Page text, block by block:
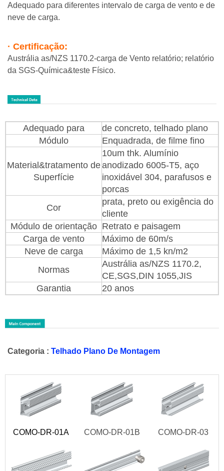
Adequado para diferentes intervalo de carga de vento e de
neve de carga.
· Certificação:
Austrália as/NZS 1170.2-carga de Vento relatório; relatório
da SGS-Química&teste Físico.
Adequado para
de concreto, telhado plano
Módulo
Enquadrada, de filme fino
Material&tratamento de
Superfície
10um thk. Alumínio
anodizado 6005-T5, aço
inoxidável 304, parafusos e
porcas
Cor
prata, preto ou exigência do
cliente
Módulo de orientação Retrato e paisagem
Carga de vento
Máximo de 60m/s
Neve de carga
Máximo de 1,5 kn/m2
Normas
Austrália as/NZS 1170.2,
CE,SGS,DIN 1055,JIS
Garantia
20 anos
Categoria : Telhado Plano De Montagem
COMO-DR-01A COMO-DR-01B COMO-DR-03